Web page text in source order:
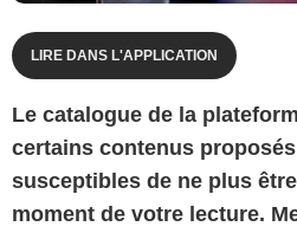
LIRE DANS L'APPLICATION
Le catalogue de la
certains contenus
susceptibles de ne plus
moment de votre lecture.